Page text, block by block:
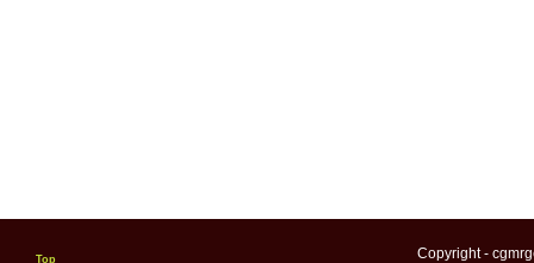
Top
Copyright -